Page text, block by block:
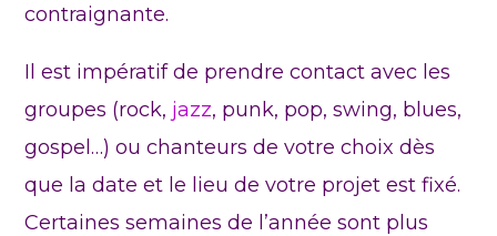
contraignante.
Il est impératif de prendre contact avec les
groupes (rock, jazz, punk, pop, swing, blues,
gospel…) ou chanteurs de votre choix dès
que la date et le lieu de votre projet est fixé.
Certaines semaines de l’année sont plus